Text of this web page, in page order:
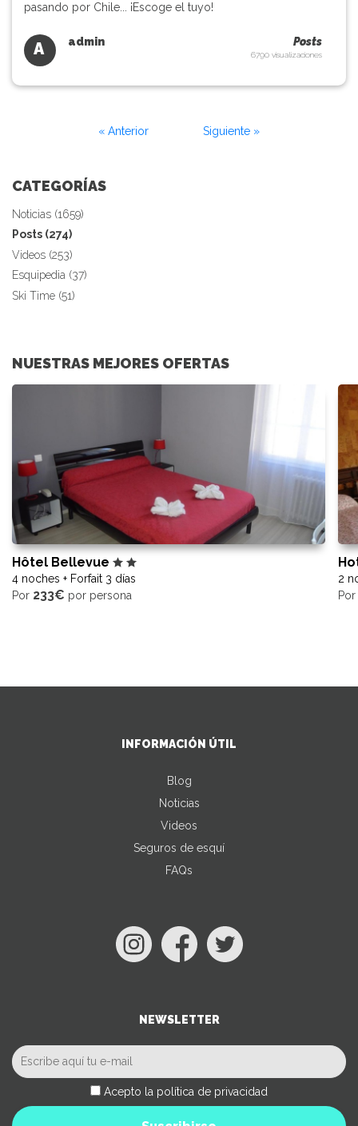
pasando por Chile... ¡Escoge el tuyo!
A admin Posts
6790 visualizaciones
« Anterior Siguiente »
CATEGORÍAS
Noticias (1659)
Posts (274)
Videos (253)
Esquipedia (37)
Ski Time (51)
NUESTRAS MEJORES OFERTAS
Hôtel Bellevue
4 noches + Forfait 3 días
Por 233€ por persona
2
Por
INFORMACIÓN ÚTIL
Blog
Noticias
Videos
Seguros de esquí
FAQs
NEWSLETTER
Acepto la política de privacidad